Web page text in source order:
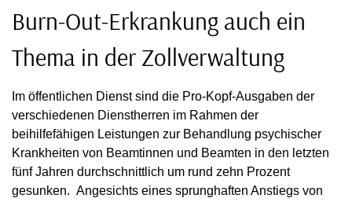
Burn-Out-Erkrankung auch ein
Thema in der Zollverwaltung
Im öffentlichen Dienst sind die Pro-Kopf-Ausgaben der
verschiedenen Dienstherren im Rahmen der
beihilfefähigen Leistungen zur Behandlung psychischer
Krankheiten von Beamtinnen und Beamten in den letzten
fünf Jahren durchschnittlich um rund zehn Prozent
gesunken. Angesichts eines sprunghaften Anstiegs von